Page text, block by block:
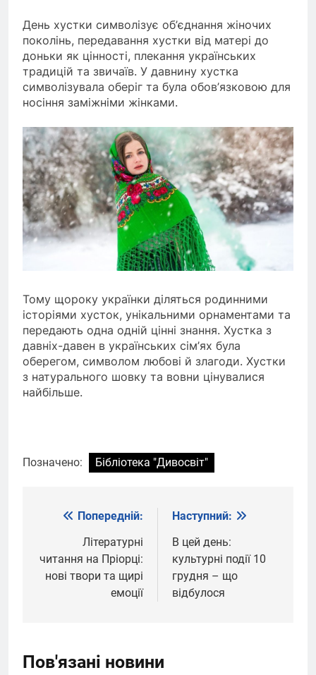
День хустки символізує об’єднання жіночих
поколінь, передавання хустки від матері до
доньки як цінності, плекання українських
традицій та звичаїв. У давнину хустка
символізувала оберіг та була обов’язковою для
носіння заміжніми жінками.
Тому щороку українки діляться родинними
історіями хусток, унікальними орнаментами та
передають одна одній цінні знання. Хустка з
давніх-давен в українських сім’ях була
оберегом, символом любові й злагоди. Хустки
з натурального шовку та вовни цінувалися
найбільше.
Позначено: Бібліотека "Дивосвіт"
Навігація
записів
Попередній:
Літературні
читання на Пріорці:
нові твори та щирі
емоції
Наступний:
В цей день:
культурні події 10
грудня – що
відбулося
Пов'язані новини